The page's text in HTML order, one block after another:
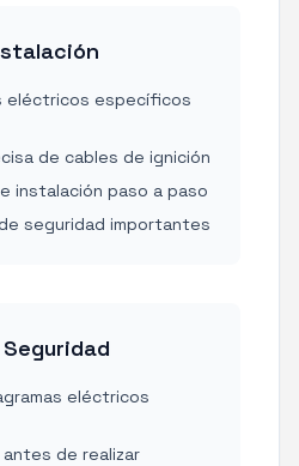
eléctricos específicos
de cables de ignición
instalación paso a paso
seguridad importantes
eléctricos
de realizar